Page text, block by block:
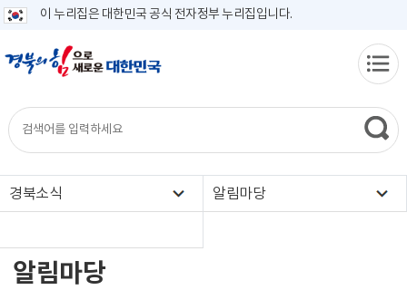
이 누리집은 대한민국 공식 전자정부 누리집입니다.
경북소식 알림마당
알림마당